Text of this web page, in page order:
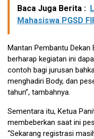
Baca Juga Berita :
Mahasiswa PGSD
Mantan Pembantu Dekan
berharap kegiatan ini
contoh bagi jurusan
menghadiri Body, dan
tahun”, tambahnya.
Sementara itu, Ketua
membeberkan saat ini
“Sekarang registrasi